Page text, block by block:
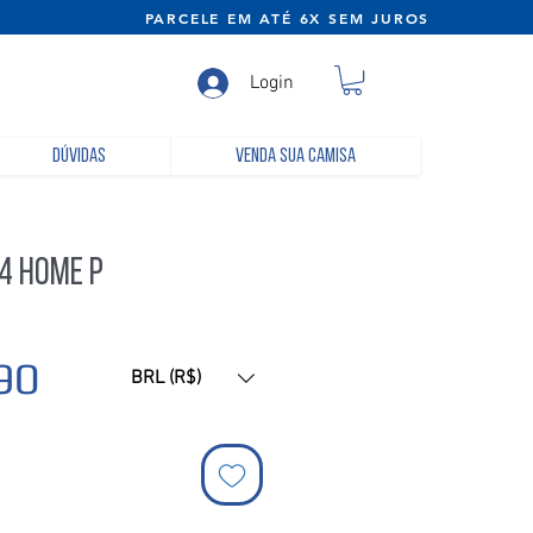
EM ATÉ 6X SEM JUROS
Login
Dúvidas Venda sua camisa
Home P
PreçoBRL (R$)